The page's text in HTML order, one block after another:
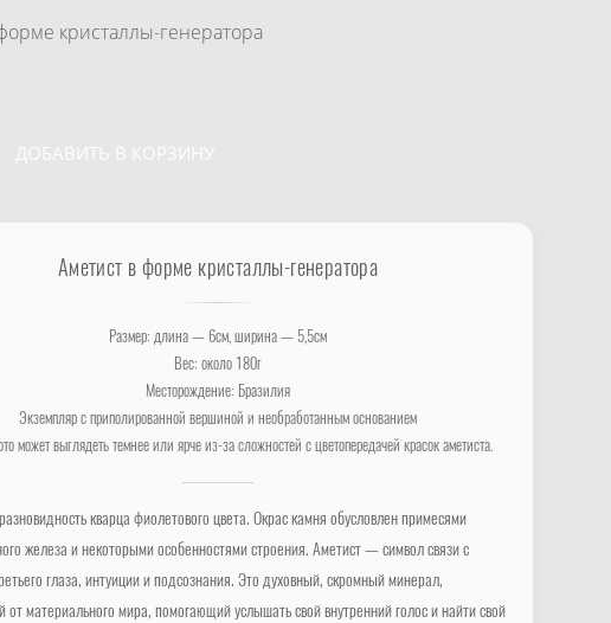
кристаллы-генератора
ДОБАВИТЬ В КОРЗИНУ
Аметист в форме кристаллы-генератора
Размер: длина — 6см, ширина — 5,5см
Вес: около 180г
Месторождение: Бразилия
Экземпляр с приполированной вершиной и необработанным основанием
может выглядеть темнее или ярче из-за сложностей с цветопередачей красок аметиста.
кварца фиолетового цвета. Окрас камня обусловлен примесями
железа и некоторыми особенностями строения. Аметист — символ связи с
глаза, интуиции и подсознания. Это духовный, скромный минерал,
материального мира, помогающий услышать свой внутренний голос и найти свой